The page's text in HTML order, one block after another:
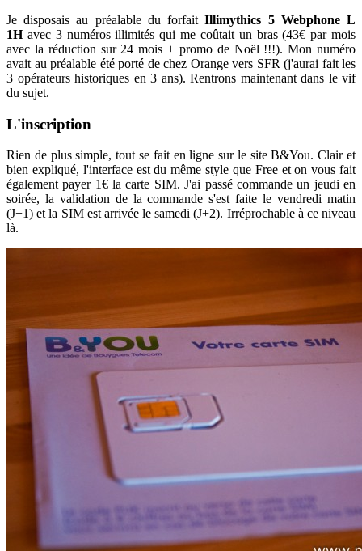
Je disposais au préalable du forfaitIllimythics 5 Webphone L
1Havec 3 numéros illimités qui me coûtait un bras (43€ par mois
avec la réduction sur 24 mois + promo de Noël !!!). Mon numéro
avait au préalable été porté de chez Orange vers SFR (j'aurai fait les
3 opérateurs historiques en 3 ans). Rentrons maintenant dans le vif
du sujet.
L'inscription
Rien de plus simple, tout se fait en ligne sur le site B&You. Clair et
bien expliqué, l'interface est du même style que Free et on vous fait
également payer 1€ la carte SIM. J'ai passé commande un jeudi en
soirée, la validation de la commande s'est faite le vendredi matin
(J+1) et la SIM est arrivée le samedi (J+2). Irréprochable à ce niveau
là.